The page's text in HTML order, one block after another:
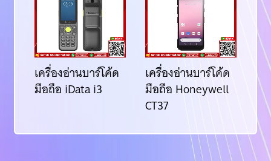
เครื่องอ่านบาร์โค้ด
มือถือ iData i3
เครื่องอ่านบาร์โค้ด
มือถือ Honeywell
CT37
เ
มื